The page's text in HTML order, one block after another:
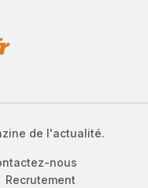
de l'actualité.
nous
Recrutement